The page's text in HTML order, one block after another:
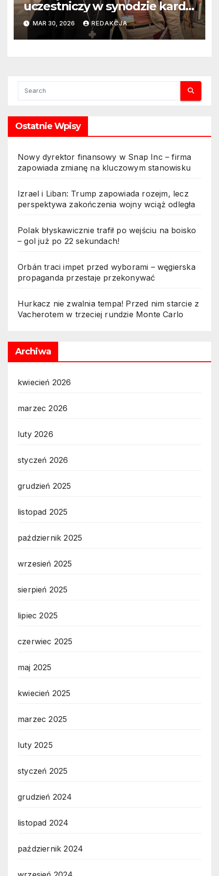
uczestniczy w synodzie kard.
Rysia: „Reformuję Kościół od
wewnątrz”
MAR 30, 2026 REDAKCJA
Ostatnie Wpisy
Nowy dyrektor finansowy w Snap Inc – firma
zapowiada zmianę na kluczowym stanowisku
Izrael i Liban: Trump zapowiada rozejm, lecz
perspektywa zakończenia wojny wciąż odległa
Polak błyskawicznie trafił po wejściu na boisko
– gol już po 22 sekundach!
Orbán traci impet przed wyborami – węgierska
propaganda przestaje przekonywać
Hurkacz nie zwalnia tempa! Przed nim starcie z
Vacherotem w trzeciej rundzie Monte Carlo
Archiwa
kwiecień 2026
marzec 2026
luty 2026
styczeń 2026
grudzień 2025
listopad 2025
październik 2025
wrzesień 2025
sierpień 2025
lipiec 2025
czerwiec 2025
maj 2025
kwiecień 2025
marzec 2025
luty 2025
styczeń 2025
grudzień 2024
listopad 2024
październik 2024